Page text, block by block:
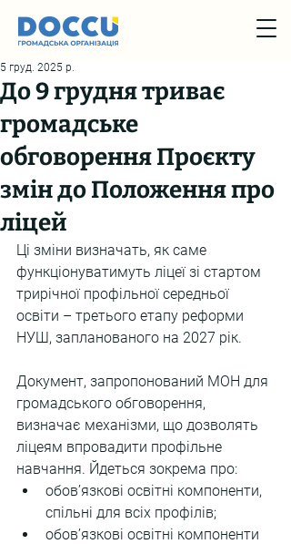
До 9 грудня триває
громадське
обговорення Проєкту
змін до Положення про
ліцей
5 груд. 2025 р.
Ці зміни визначать, як саме
функціонуватимуть ліцеї зі стартом
трирічної профільної середньої
освіти – третього етапу реформи
НУШ, запланованого на 2027 рік.
Документ, запропонований МОН для
громадського обговорення,
визначає механізми, що дозволять
ліцеям впровадити профільне
навчання. Йдеться зокрема про:
обовʼязкові освітні компоненти,
спільні для всіх профілів;
обовʼязкові освітні компоненти